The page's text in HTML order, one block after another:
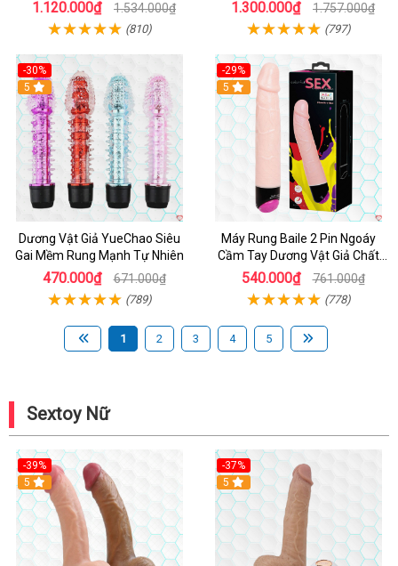
1.120.000₫ 1.534.000₫
(810)
1.300.000₫ 1.757.000₫
(797)
-30%
Hot
5
Dương Vật Giả YueChao Siêu
Gai Mềm Rung Mạnh Tự Nhiên
470.000₫ 671.000₫
(789)
-29%
Hot
5
Máy Rung Baile 2 Pin Ngoáy
Cầm Tay Dương Vật Giả Chất
Lượng
540.000₫ 761.000₫
(778)
1 2 3 4 5
Sextoy Nữ
-39%
Hot
5
-37%
5